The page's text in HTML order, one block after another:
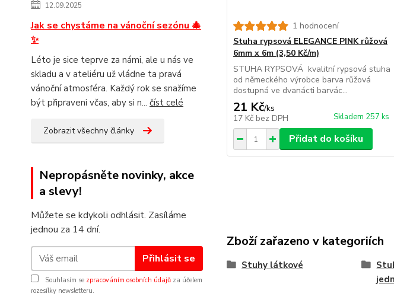
12.09.2025
Jak se chystáme na vánoční sezónu 🎄
✨
Léto je sice teprve za námi, ale u nás ve
skladu a v ateliéru už vládne ta pravá
vánoční atmosféra. Každý rok se snažíme
být připraveni včas, aby si n... číst celé
Zobrazit všechny články
Nepropásněte novinky, akce
a slevy!
Můžete se kdykoli odhlásit. Zasíláme
jednou za 14 dní.
Přihlásit se
Souhlasím se zpracováním osobních údajů za účelem
rozesílky newsletteru.
1 hodnocení
Stuha rypsová ELEGANCE PINK růžová
6mm x 6m (3,50 Kč/m)
STUHA RYPSOVÁ kvalitní rypsová stuha
od německého výrobce barva růžová
dostupná ve dvanácti barvác...
21 Kč/ks
17 Kč bez DPH Skladem 257 ks
Přidat do košíku
Zboží zařazeno v kategoriích
Stuhy látkové